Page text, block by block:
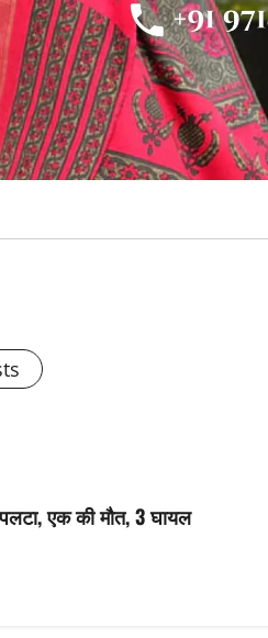
एक की मौत, 3 घायल